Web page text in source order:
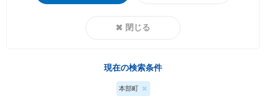
閉じる
現在の検索条件
本部町